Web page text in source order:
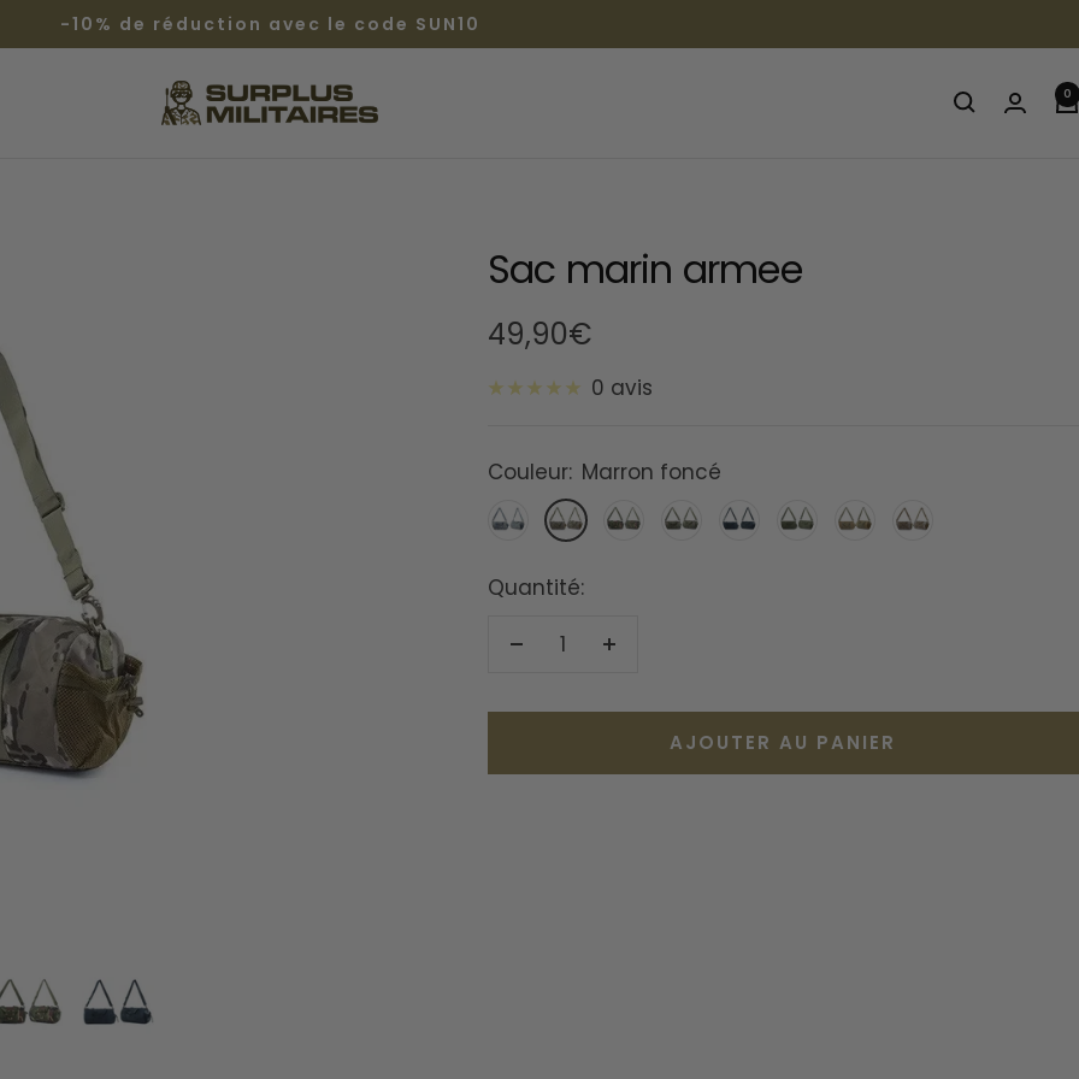
-10% de réduction avec le code SUN10
Surplus
Militaires®
0
Sac marin armee
Prix
de
49,90€
0 avis
Couleur: Marron foncé
Gris
MarronMarron/MarronNoir
Vert
MarronCamouflage
Quantité:
Réduire
Augmenter
quantitéAJOUTER AU PANIER